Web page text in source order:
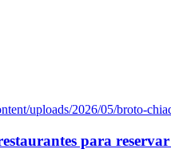
uploads/2026/05/broto-
para reservar